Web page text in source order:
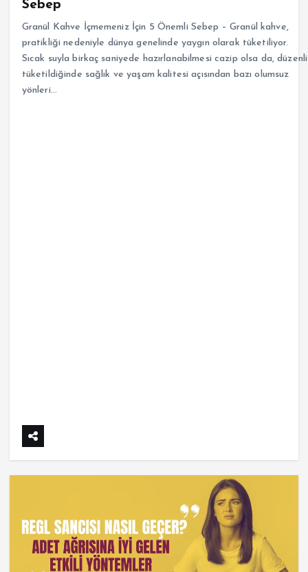
Sebep
Granül Kahve İçmemeniz İçin 5 Önemli Sebep – Granül kahve,
pratikliği nedeniyle dünya genelinde yaygın olarak tüketiliyor.
Sıcak suyla birkaç saniyede hazırlanabilmesi cazip olsa da, düzenli
tüketildiğinde sağlık ve yaşam kalitesi açısından bazı olumsuz
yönleri…